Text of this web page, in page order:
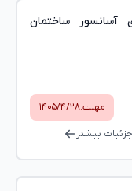
آسانسور ساختمان
مهلت:۱۴۰۵/۴/۲۸
جزئیات بیشتر